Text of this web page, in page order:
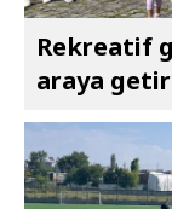
Rekreatif
araya